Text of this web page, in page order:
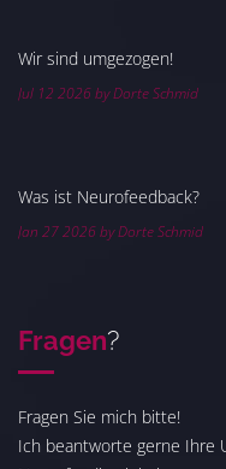
Wir sind umgezogen!
Jul 12 2026 by Dorte Schmid
Was ist Neurofeedback?
Jan 27 2026 by Dorte Schmid
Fragen?
Fragen Sie mich bitte!
Ich beantworte gerne Ihre